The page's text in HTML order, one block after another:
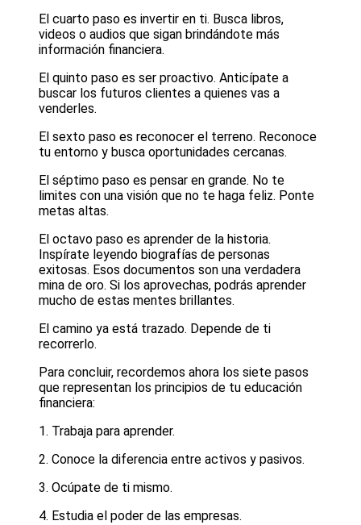
El cuarto paso es invertir en ti. Busca libros,
videos o audios que sigan brindándote más
información financiera.
El quinto paso es ser proactivo. Anticípate a
buscar los futuros clientes a quienes vas a
venderles.
El sexto paso es reconocer el terreno. Reconoce
tu entorno y busca oportunidades cercanas.
El séptimo paso es pensar en grande. No te
limites con una visión que no te haga feliz. Ponte
metas altas.
El octavo paso es aprender de la historia.
Inspírate leyendo biografías de personas
exitosas. Esos documentos son una verdadera
mina de oro. Si los aprovechas, podrás aprender
mucho de estas mentes brillantes.
El camino ya está trazado. Depende de ti
recorrerlo.
Para concluir, recordemos ahora los siete pasos
que representan los principios de tu educación
financiera:
1. Trabaja para aprender.
2. Conoce la diferencia entre activos y pasivos.
3. Ocúpate de ti mismo.
4. Estudia el poder de las empresas.